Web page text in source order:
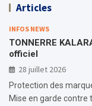
Articles
INFOS NEWS
TONNERRE
officiel
28 juillet 2026
Protection des
Mise en garde